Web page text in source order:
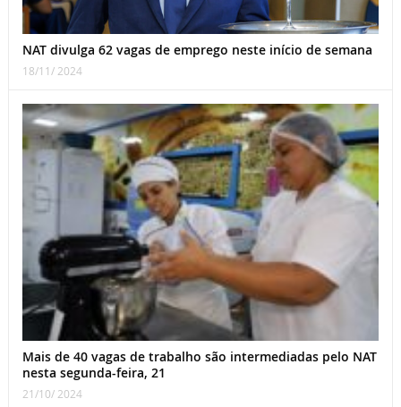
NAT divulga 62 vagas de emprego neste início de semana
18/11/ 2024
Mais de 40 vagas de trabalho são intermediadas pelo NAT
nesta segunda-feira, 21
21/10/ 2024